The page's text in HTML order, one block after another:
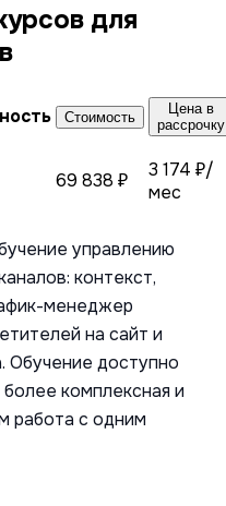
Стоимость
Цена в
рассрочку
69 838 ₽
3 174 ₽/
мес
управлению
контекст,
менеджер
на сайт и
Обучение доступно
комплексная и
работа с одним